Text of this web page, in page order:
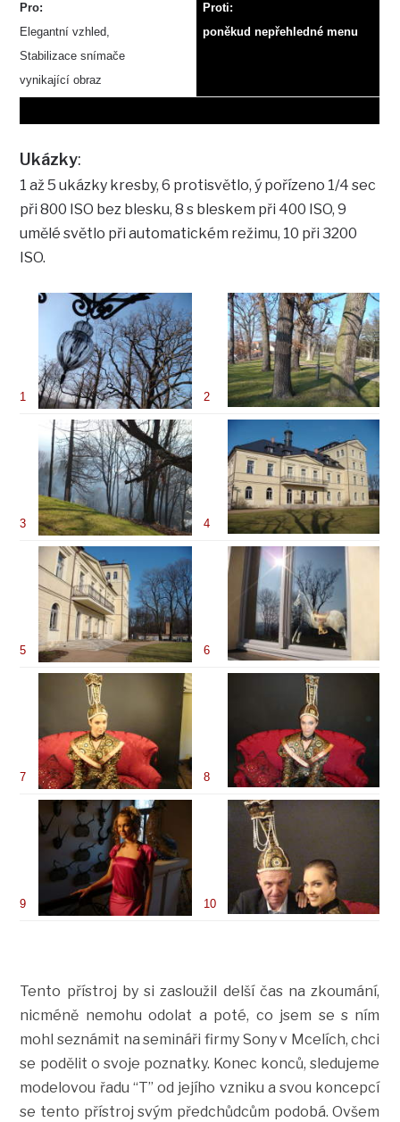
Pro:
Elegantní vzhled,
Stabilizace snímače
vynikající obraz
Proti:
poněkud nepřehledné menu
Ukázky:
1 až 5 ukázky kresby, 6 protisvětlo, ý pořízeno 1/4 sec
při 800 ISO bez blesku, 8 s bleskem při 400 ISO, 9
umělé světlo při automatickém režimu, 10 při 3200
ISO.
1 2
3 4
5 6
7 8
9 10
Tento přístroj by si zasloužil delší čas na zkoumání,
nicméně nemohu odolat a poté, co jsem se s ním
mohl seznámit na semináři firmy Sony v Mcelích, chci
se podělit o svoje poznatky. Konec konců, sledujeme
modelovou řadu “T” od jejího vzniku a svou koncepcí
se tento přístroj svým předchůdcům podobá. Ovšem